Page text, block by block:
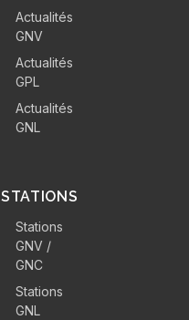
Actualités
GNV
Actualités
GPL
Actualités
GNL
STATIONS
Stations
GNV /
GNC
Stations
GNL